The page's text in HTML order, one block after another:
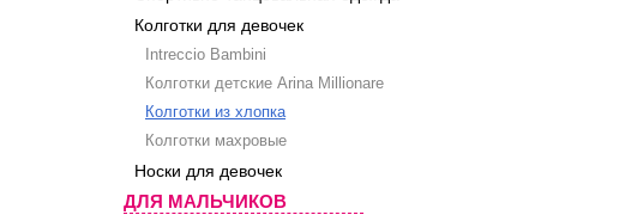
Колготки для девочек
Intreccio Bambini
Колготки детские Arina Millionare
Колготки из хлопка
Колготки махровые
Носки для девочек
ДЛЯ МАЛЬЧИКОВ